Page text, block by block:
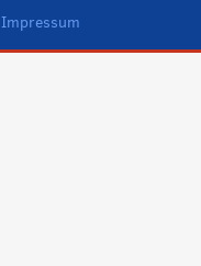
Impressum